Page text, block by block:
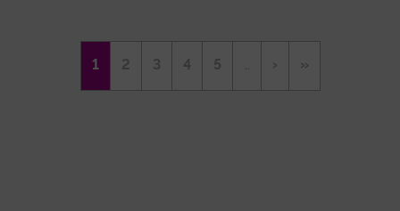
Página
1 Página
2 Página
3 Página
4 Página
5 …
Siguiente
›
Última
»